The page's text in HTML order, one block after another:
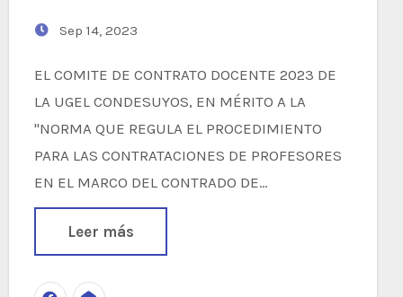
Sep 14, 2023
EL COMITE DE CONTRATO DOCENTE 2023 DE
LA UGEL CONDESUYOS, EN MÉRITO A LA
"NORMA QUE REGULA EL PROCEDIMIENTO
PARA LAS CONTRATACIONES DE PROFESORES
EN EL MARCO DEL CONTRADO DE…
Leer más